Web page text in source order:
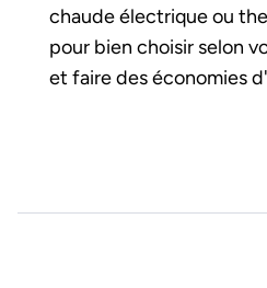
chaude électrique ou
pour bien choisir selon
et faire des économies